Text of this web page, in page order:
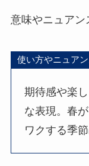
意味やニュアン
使い方やニュア
期待感や楽
な表現。春
ワクする季